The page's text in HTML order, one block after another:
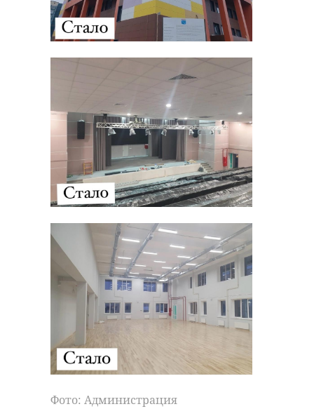
Фото: Администрация